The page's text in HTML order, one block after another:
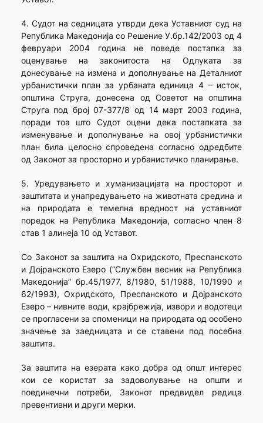
4. Судот на седницата утврди дека Уставниот суд на
Република Македонија со Решение У.бр.142/2003 од 4
февруари 2004 година не поведе постапка за
оценување на законитоста на Одлуката за
донесување на измена и дополнување на Деталниот
урбанистички план за урбаната единица 4 – исток,
општина Струга, донесена од Советот на општина
Струга под број 07-377/8 од 14 март 2003 година,
поради тоа што Судот оцени дека постапката за
изменување и дополнување на овој урбанистички
план била целосно спроведена согласно одредбите
од Законот за просторно и урбанистичко планирање.
5. Уредувањето и хуманизацијата на просторот и
заштитата и унапредувањето на животната средина и
на природата е темелна вредност на уставниот
поредок на Република Македонија, согласно член 8
став 1 алинеја 10 од Уставот.
Со Законот за заштита на Охридското, Преспанското
и Дојранското Езеро (“Службен весник на Република
Македонија” бр.45/1977, 8/1980, 51/1988, 10/1990 и
62/1993), Охридското, Преспанското и Дојранското
Езеро – нивните води, крајбрежија, извори и водотеци
се прогласени за споменици на природата од особено
значење за заедницата и се ставени под посебна
заштита.
За заштита на езерата како добра од општ интерес
кои се користат за задоволување на општи и
поединечни потреби, Законот предвидел редица
превентивни и други мерки.